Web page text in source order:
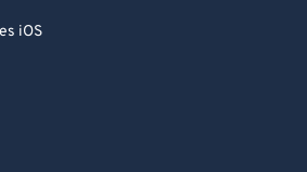
iOS